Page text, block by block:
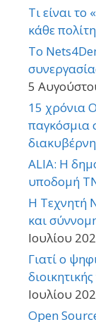
Τι είναι το
κάθε πολίτη
Το
5
15 χρόνια
παγκόσμια
ALIA: Η
υποδομή
Η Τεχνητή
και
Ιουλίου
Γιατί ο
Ιουλίου
Open